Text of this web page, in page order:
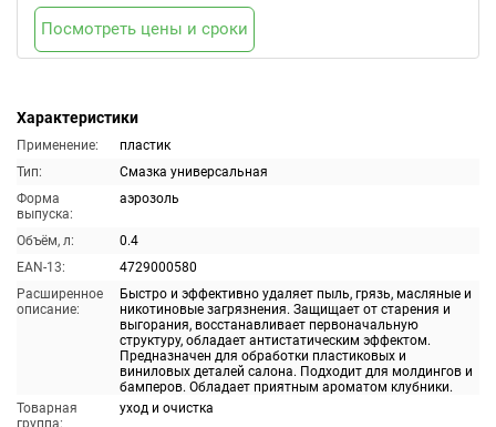
Характеристики
Применение:
пластик
Тип:
Смазка универсальная
Форма
выпуска:
аэрозоль
Объём, л:
0.4
EAN-13:
4729000580
Расширенное
описание:
Быстро и эффективно удаляет пыль, грязь, масляные и
никотиновые загрязнения. Защищает от старения и
выгорания, восстанавливает первоначальную
структуру, обладает антистатическим эффектом.
Предназначен для обработки пластиковых и
виниловых деталей салона. Подходит для молдингов и
бамперов. Обладает приятным ароматом клубники.
Товарная
группа:
уход и очистка
Посмотреть цены и сроки